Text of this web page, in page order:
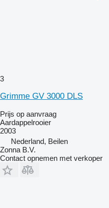
3
Grimme GV 3000 DLS
Prijs op aanvraag
Aardappelrooier
2003
Nederland, Beilen
Zonna B.V.
Contact opnemen met verkoper